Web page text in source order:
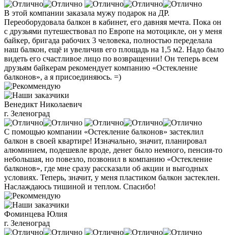
В этой компании заказала мужу подарок на ДР.
Переоборудовала балкон в кабинет, его давняя мечта. Пока он
с друзьями путешествовал по Европе на мотоцикле, он у меня
байкер, бригада рабочих 3 человека, полностью переделала
наш балкон, ещё и увеличив его площадь на 1,5 м2. Надо было
видеть его счастливое лицо по возвращении! Он теперь всем
друзьям байкерам рекомендует компанию «Остекление
балконов», а я присоединяюсь. =)
Венедикт Николаевич
г. Зеленоград
С помощью компании «Остекление балконов» застеклил
балкон в своей квартире! Изначально, значит, планировал
алюминием, подешевле вроде, денег было немного, пенсия-то
небольшая, но повезло, позвонил в компанию «Остекление
балконов», где мне сразу рассказали об акции и выгодных
условиях. Теперь, значит, у меня пластиком балкон застеклен.
Наслаждаюсь тишиной и теплом. Спасибо!
Фоминцева Юлия
г. Зеленоград